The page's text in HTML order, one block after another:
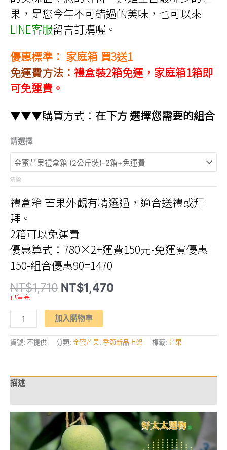
果，是您今年不可錯過的美味，也可以來
LINE客服留言訂購喔。
優惠標準： 家庭箱 買3送1
免運費方法： 禮盒裝2箱免運，家庭箱1箱即
可免運費。
▼▼▼購買方式： 在下方 選擇您需要的組合
請選擇
清除
禮盒箱 芒果外觀有精選過，適合送禮或拜
拜。
2箱可以免運費
優惠算式：780×2+運費150元-免運費優惠
150-組合優惠90=1470
NT$1,710 原
始
格：
NT$1,710。
NT$1,470
已售完
【滿
金
好
吃】
金
台
灣
郁
的
加入購物車
貨號: 不提供 分類: 金蜜芒果, 季節新品上架 標籤: 芒果
描述